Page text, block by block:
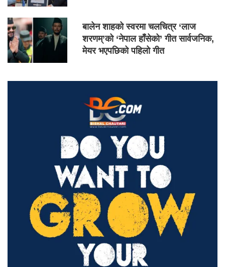
बालेन शाहको स्वरमा चलचित्र ‘लाज
शरणम्’को ‘नेपाल हाँसेको’ गीत सार्वजनिक,
मेयर भएपछिको पहिलो गीत